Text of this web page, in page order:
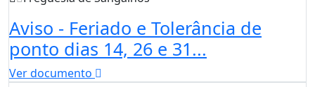
Aviso - Feriado e Tolerância de
ponto dias 14, 26 e 31...
Ver documento